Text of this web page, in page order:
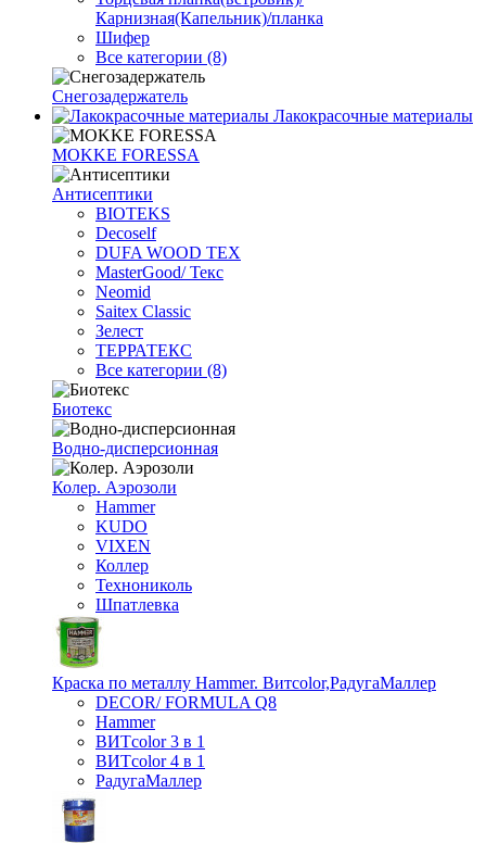
Карнизная(Капельник)/планка
Шифер
Все категории (8)
Снегозадержатель
Лакокрасочные материалы
MOKKE FORESSA
Антисептики
BIOTEKS
Decoself
DUFA WOOD TEX
MasterGood/ Текс
Neomid
Saitex Classic
Зелест
ТЕРРАТЕКС
Все категории (8)
Биотекс
Водно-дисперсионная
Колер. Аэрозоли
Hammer
KUDO
VIXEN
Коллер
Технониколь
Шпатлевка
Краска по металлу Hammer. Витcolor,РадугаМаллер
DECOR/ FORMULA Q8
Hammer
ВИТcolor 3 в 1
ВИТcolor 4 в 1
РадугаМаллер